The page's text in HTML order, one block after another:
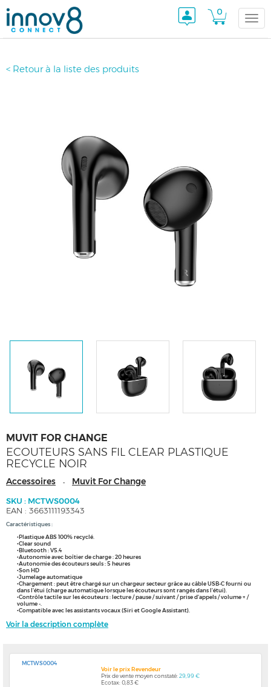
0
< Retour à la liste des produits
MUVIT FOR CHANGE
ECOUTEURS SANS FIL CLEAR PLASTIQUE
RECYCLE NOIR
Accessoires - Muvit For Change
SKU : MCTWS0004
EAN : 3663111193343
Caractéristiques :
•Plastique ABS 100% recyclé.
•Clear sound
•Bluetooth : V5.4
•Autonomie avec boîtier de charge : 20 heures
•Autonomie des écouteurs seuls : 5 heures
•Son HD
•Jumelage automatique
•Chargement : peut être chargé sur un chargeur secteur grâce au câble USB-C fourni ou
dans l'étui (charge automatique lorsque les écouteurs sont rangés dans l'étui).
•Contrôle tactile sur les écouteurs : lecture / pause / suivant / prise d'appels / volume + /
volume -.
•Compatible avec les assistants vocaux (Siri et Google Assistant).
Voir la description complète
MCTWS0004
Voir le prix Revendeur
Prix de vente moyen constaté:29,99 €
Ecotax: 0,83 €